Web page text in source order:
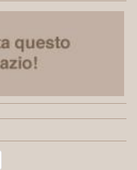
Type 2 or more characters for